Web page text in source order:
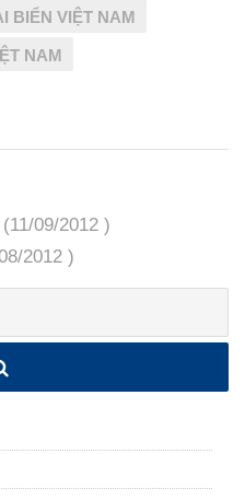
BIỂN VIỆT NAM
NAM
(11/09/2012 )
2012 )